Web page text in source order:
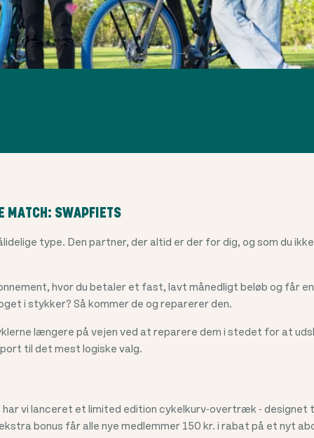
MATCH: SWAPFIETS
type. Den partner, der altid er der for dig, og som du
hvor du betaler et fast, lavt månedligt beløb og får
i stykker? Så kommer de og reparerer den.
længere på vejen ved at reparere dem i stedet for at
til det mest logiske valg.
vi lanceret et limited edition cykelkurv-overtræk - designet
bonus får alle nye medlemmer 150 kr. i rabat på et nyt